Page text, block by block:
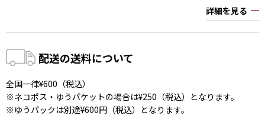
詳細を見る
配送の送料について
全国一律¥600（税込）
※ネコポス・ゆうパケットの場合は¥250（税込）となります。
※ゆうパックは別途¥600円（税込）となります。